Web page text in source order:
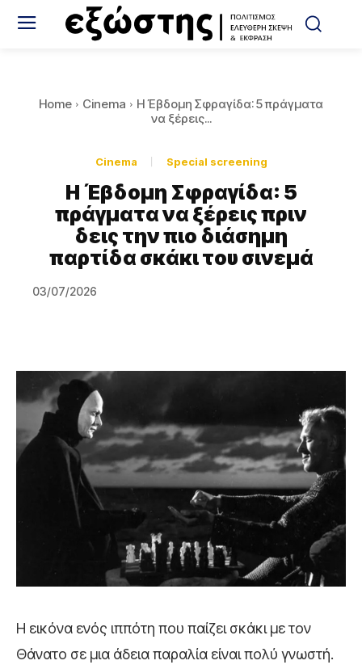
Home Cinema
Η Έβδομη Σφραγίδα: 5 πράγματα
να ξέρεις...
Cinema Special screening
Η Έβδομη Σφραγίδα: 5
πράγματα να ξέρεις πριν
δεις την πιο διάσημη
παρτίδα σκάκι του σινεμά
03/07/2026
Η εικόνα ενός ιππότη που παίζει σκάκι με τον
Θάνατο σε μια άδεια παραλία είναι πολύ γνωστή.